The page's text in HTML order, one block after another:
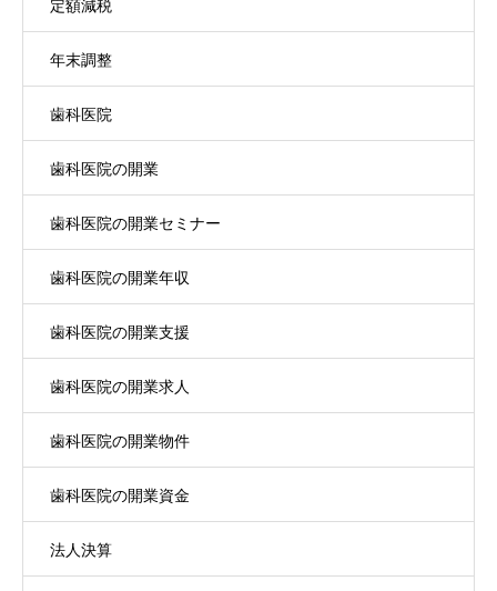
定額減税
年末調整
歯科医院
歯科医院の開業
歯科医院の開業セミナー
歯科医院の開業年収
歯科医院の開業支援
歯科医院の開業求人
歯科医院の開業物件
歯科医院の開業資金
法人決算